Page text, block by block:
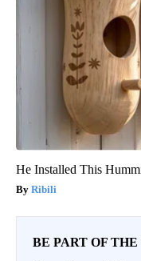
He Installed This
Ribili
BE PART OF